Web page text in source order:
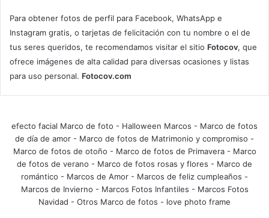
Para obtener fotos de perfil para Facebook, WhatsApp e
Instagram gratis, o tarjetas de felicitación con tu nombre o el de
tus seres queridos, te recomendamos visitar el sitio Fotocov, que
ofrece imágenes de alta calidad para diversas ocasiones y listas
para uso personal. Fotocov.com
efecto facial Marco de foto - Halloween Marcos - Marco de fotos
de día de amor - Marco de fotos de Matrimonio y compromiso -
Marco de fotos de otoño - Marco de fotos de Primavera- Marco
de fotos de verano - Marco de fotos rosas y flores - Marco de
romántico - Marcos de Amor - Marcos de feliz cumpleaños -
Marcos de Invierno - Marcos Fotos Infantiles - Marcos Fotos
Navidad - Otros Marco de fotos - love photo frame